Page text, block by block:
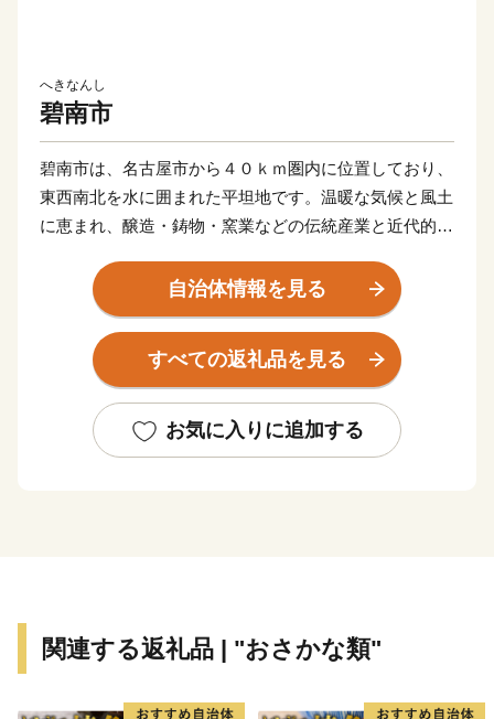
へきなんし
碧南市
碧南市は、名古屋市から４０ｋｍ圏内に位置しており、
東西南北を水に囲まれた平坦地です。温暖な気候と風土
に恵まれ、醸造・鋳物・窯業などの伝統産業と近代的な
と調和のとれた産業構造となっています。
自治体情報を見る
すべての返礼品を見る
お気に入りに追加する
関連する返礼品 | "おさかな類"